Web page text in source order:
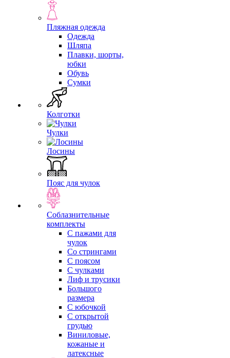
Пляжная одежда
Одежда
Шляпа
Плавки, шорты,
юбки
Обувь
Сумки
Колготки
Чулки
Лосины
Пояс для чулок
Соблазнительные
комплекты
С пажами для
чулок
Со стрингами
С поясом
С чулками
Лиф и трусики
Большого
размера
С юбочкой
С открытой
грудью
Виниловые,
кожаные и
латексные